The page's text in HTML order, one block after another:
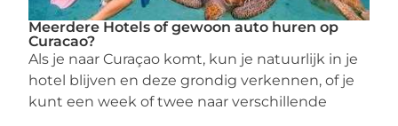
Meerdere Hotels of gewoon auto huren op
Curacao?
Als je naar Curaçao komt, kun je natuurlijk in je
hotel blijven en deze grondig verkennen, of je
kunt een week of twee naar verschillende